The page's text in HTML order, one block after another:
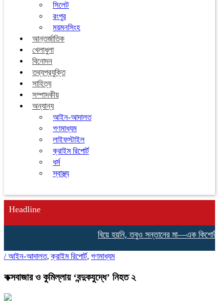
সিলেট
রংপুর
ময়মনসিংহ
আন্তর্জাতিক
খেলাধুলা
বিনোদন
তথ্যপ্রযুক্তি
সাহিত্য
সম্পাদকীয়
অন্যান্য
আইন-আদালত
গণমাধ্যম
লাইফস্টাইল
ক্রাইম রিপোর্ট
ধর্ম
স্বাস্থ্য
Headline
বিয়ে হয়নি, তবুও সন্তানের মা—এক কিশোরীর
/ আইন-আদালত,ক্রাইম রিপোর্ট, গণমাধ্যম
কক্সবাজার ও কুমিল্লায় ‘বন্দুকযুদ্ধে’ নিহত ২